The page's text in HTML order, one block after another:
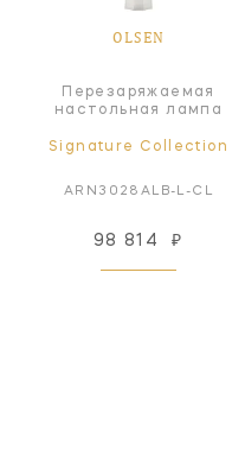
OLSEN
Перезаряжаемая
настольная лампа
Signature Collection
ARN3028ALB-L-CL
98 814 ₽